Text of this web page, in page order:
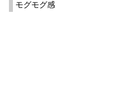
モグモグ感